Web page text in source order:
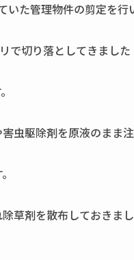
た管理物件の剪定を行
で切り落としてきました
虫駆除剤を原液のまま注
草剤を散布しておきまし